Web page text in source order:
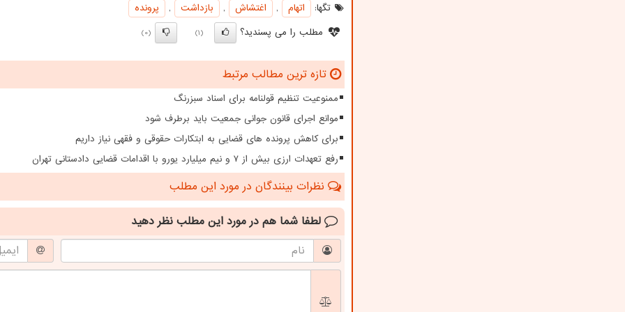
تگها: اتهام , اغتشاش , بازداشت ,
پرونده
مطلب را می پسندید؟
(1)
(0)
تازه ترین مطالب مرتبط
ممنوعیت تنظیم قولنامه برای اسناد سبزرنگ
موانع اجرای قانون جوانی جمعیت باید برطرف شود
برای کاهش پرونده های قضایی به ابتکارات حقوقی و فقهی نیاز داریم
رفع تعهدات ارزی بیش از ۷ و نیم میلیارد یورو با اقدامات قضایی دادستانی تهران
نظرات بینندگان در مورد این مطلب
لطفا شما هم در مورد این مطلب نظر دهید